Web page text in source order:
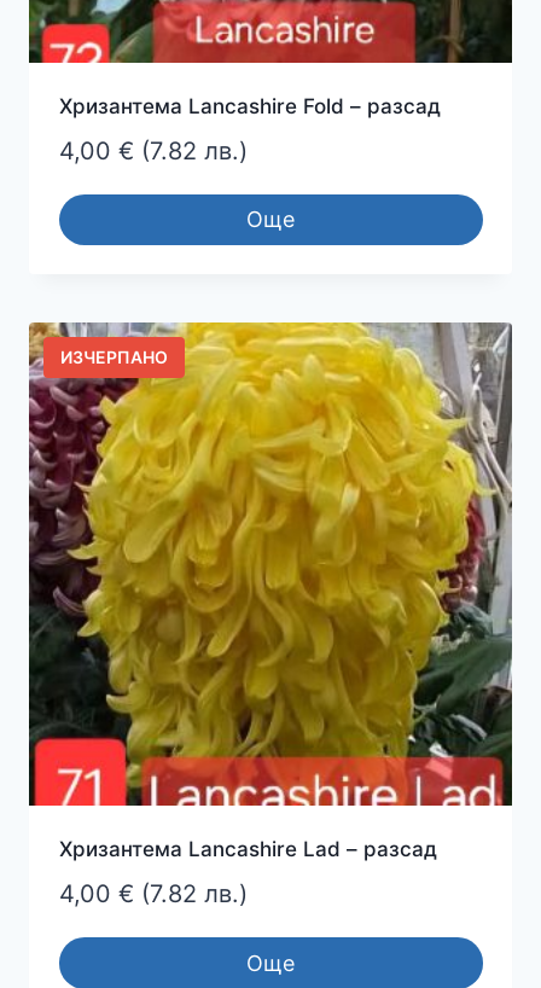
Хризантема Lancashire Fold – разсад
4,00 € (7.82 лв.)
Още
ИЗЧЕРПАНО
Хризантема Lancashire Lad – разсад
4,00 € (7.82 лв.)
Още